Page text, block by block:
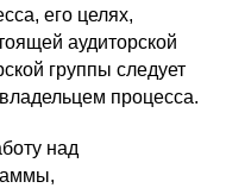
его целях,
аудиторской
группы следует
процесса.
над